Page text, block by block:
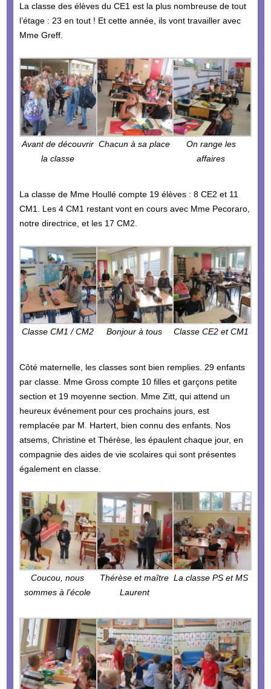
La classe des élèves du CE1 est la plus nombreuse de tout
l’étage : 23 en tout ! Et cette année, ils vont travailler avec
Mme Greff.
Avant de découvrir
la classe
Chacun à sa place
On range les
affaires
La classe de Mme Houllé compte 19 élèves : 8 CE2 et 11
CM1. Les 4 CM1 restant vont en cours avec Mme Pecoraro,
notre directrice, et les 17 CM2.
Classe CM1 / CM2 Bonjour à tous Classe CE2 et CM1
Côté maternelle, les classes sont bien remplies. 29 enfants
par classe. Mme Gross compte 10 filles et garçons petite
section et 19 moyenne section. Mme Zitt, qui attend un
heureux événement pour ces prochains jours, est
remplacée par M. Hartert, bien connu des enfants. Nos
atsems, Christine et Thérèse, les épaulent chaque jour, en
compagnie des aides de vie scolaires qui sont présentes
également en classe.
Coucou, nous
sommes à l’école
Thérèse et maître
Laurent
La classe PS et MS